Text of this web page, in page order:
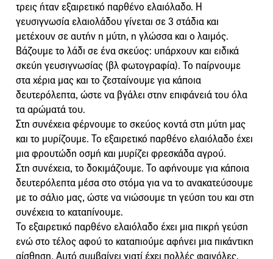
τρεις ήταν εξαιρετικό παρθένο ελαιόλαδο. Η
γευσιγνωσία ελαιολάδου γίνεται σε 3 στάδια και
μετέχουν σε αυτήν η μύτη, η γλώσσα και ο λαιμός.
Βάζουμε το λάδι σε ένα σκεύος: υπάρχουν και ειδικά
σκεύη γευσιγνωσίας (βλ φωτογραφία). Το παίρνουμε
στα χέρια μας και το ζεσταίνουμε για κάποια
δευτερόλεπτα, ώστε να βγάλει στην επιφάνειά του όλα
τα αρώματά του.
Στη συνέχεια φέρνουμε το σκεύος κοντά στη μύτη μας
και το μυρίζουμε. Το εξαιρετικό παρθένο ελαιόλαδο έχει
μια φρουτώδη οσμή και μυρίζει φρεσκάδα αγρού.
Στη συνέχεια, το δοκιμάζουμε. Το αφήνουμε για κάποια
δευτερόλεπτα μέσα στο στόμα για να το ανακατεύσουμε
με το σάλιο μας, ώστε να νιώσουμε τη γεύση του και στη
συνέχεια το καταπίνουμε.
Το εξαιρετικό παρθένο ελαιόλαδο έχει μια πικρή γεύση
ενώ στο τέλος αφού το καταπιούμε αφήνει μια πικάντικη
αίσθηση. Αυτό συμβαίνει γιατί έχει πολλές φαινόλες,